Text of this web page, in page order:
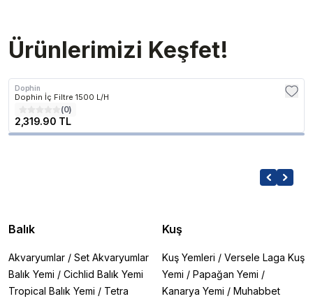
Ürünlerimizi Keşfet!
Dophin
Dophin İç Filtre 1500 L/H
(0)
2,319.90 TL
Balık
Akvaryumlar / Set Akvaryumlar
Balık Yemi / Cichlid Balık Yemi
Tropical Balık Yemi / Tetra
Kuş
Kuş Yemleri / Versele Laga Kuş
Yemi / Papağan Yemi /
Kanarya Yemi / Muhabbet